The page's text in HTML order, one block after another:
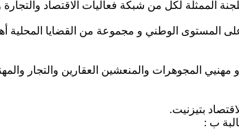
الممثلة لكل من شبكة فعاليات الاقتصاد والتجارة
المستوى الوطني و مجموعة من القضايا المحلية
ب :